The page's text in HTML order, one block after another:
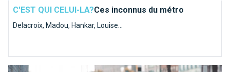
C'EST QUI CELUI-LA?Ces inconnus du métro
Delacroix, Madou, Hankar, Louise...